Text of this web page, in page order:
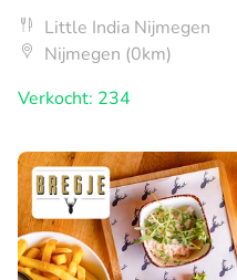
Little India Nijmegen
Nijmegen (0km)
Verkocht: 234